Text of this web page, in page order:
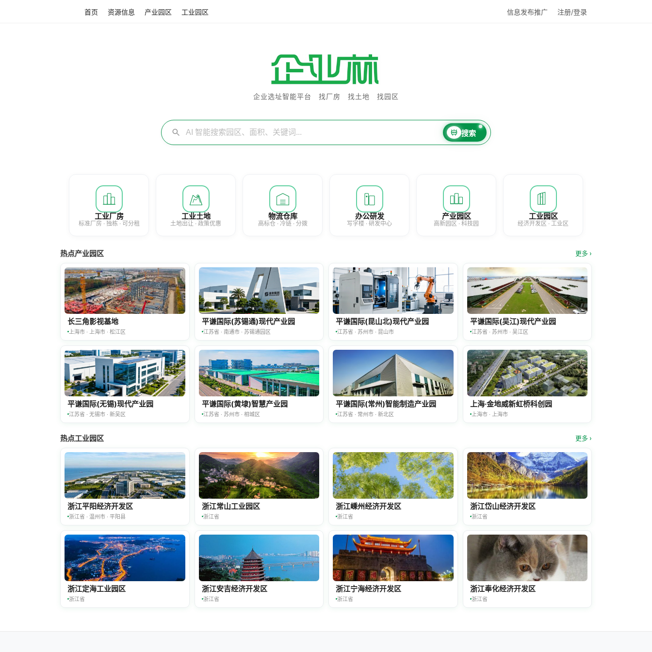
首页 资源信息 产业园区 工业园区 信息发布推广 注册/登录
企业选址智能平台 找厂房 找土地 找园区
搜索
工业厂房
标准厂房 · 独栋 · 可分租
工业土地
土地出让 · 政策优惠
物流仓库
高标仓 · 冷链 · 分拨
办公研发
写字楼 · 研发中心
产业园区
高新园区 · 科技园
工业园区
经济开发区 · 工业区
热点产业园区 更多 ›
长三角影视基地
上海市 · 上海市 · 松江区
平谦国际(苏锡通)现代产业园
江苏省 · 南通市 · 苏锡通园区
平谦国际(昆山北)现代产业园
江苏省 · 苏州市 · 昆山市
平谦国际(吴江)现代产业园
江苏省 · 苏州市 · 吴江区
平谦国际(无锡)现代产业园
江苏省 · 无锡市 · 新吴区
平谦国际(黄埭)智慧产业园
江苏省 · 苏州市 · 相城区
平谦国际(常州)智能制造产业园
江苏省 · 常州市 · 新北区
上海·金地威新虹桥科创园
上海市 · 上海市
热点工业园区 更多 ›
浙江平阳经济开发区
浙江省 · 温州市 · 平阳县
浙江常山工业园区
浙江省
浙江嵊州经济开发区
浙江省
浙江岱山经济开发区
浙江省
浙江定海工业园区
浙江省
浙江安吉经济开发区
浙江省
浙江宁海经济开发区
浙江省
浙江奉化经济开发区
浙江省